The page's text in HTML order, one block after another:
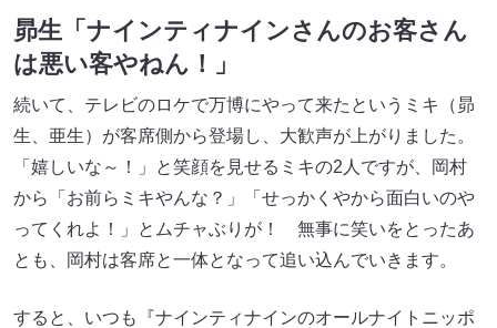
昴生「ナインティナインさんのお客さん
は悪い客やねん！」
続いて、テレビのロケで万博にやって来たというミキ（昴
生、亜生）が客席側から登場し、大歓声が上がりました。
「嬉しいな～！」と笑顔を見せるミキの2人ですが、岡村
から「お前らミキやんな？」「せっかくやから面白いのや
ってくれよ！」とムチャぶりが！ 無事に笑いをとったあ
とも、岡村は客席と一体となって追い込んでいきます。
すると、いつも『ナインティナインのオールナイトニッポ